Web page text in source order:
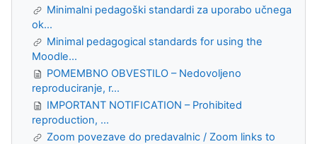
Minimalni pedagoški standardi za uporabo učnega
ok...
Minimal pedagogical standards for using the
Moodle...
POMEMBNO OBVESTILO – Nedovoljeno
reproduciranje, r...
IMPORTANT NOTIFICATION – Prohibited
reproduction, ...
Zoom povezave do predavalnic / Zoom links to